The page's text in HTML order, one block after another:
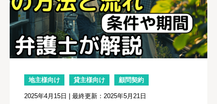
地主様向け 貸主様向け 顧問契約
2025年4月15日 | 最終更新：2025年5月21日